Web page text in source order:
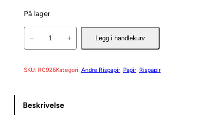
På lager
C
l
− + Legg i handlekurv
SKU: R0926Kategori: Andre Rispapir, Papir, Rispapir
Beskrivelse